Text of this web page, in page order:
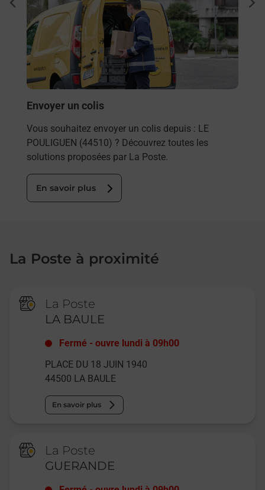
Envoyer un colis
Vous souhaitez envoyer un colis depuis : LE
POULIGUEN (44510) ? Découvrez toutes les
solutions proposées par La Poste.
En savoir plus
La Poste à proximité
La Poste
LA BAULE
Fermé -ouvre lundi à 09h00
PLACE DU 18 JUIN 1940
44500 LA BAULE
En savoir plus
La Poste
GUERANDE